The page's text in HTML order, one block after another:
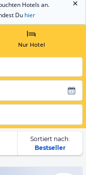
Hotels an.
Du hier
Nur Hotel
Sortiert nach:
Bestseller